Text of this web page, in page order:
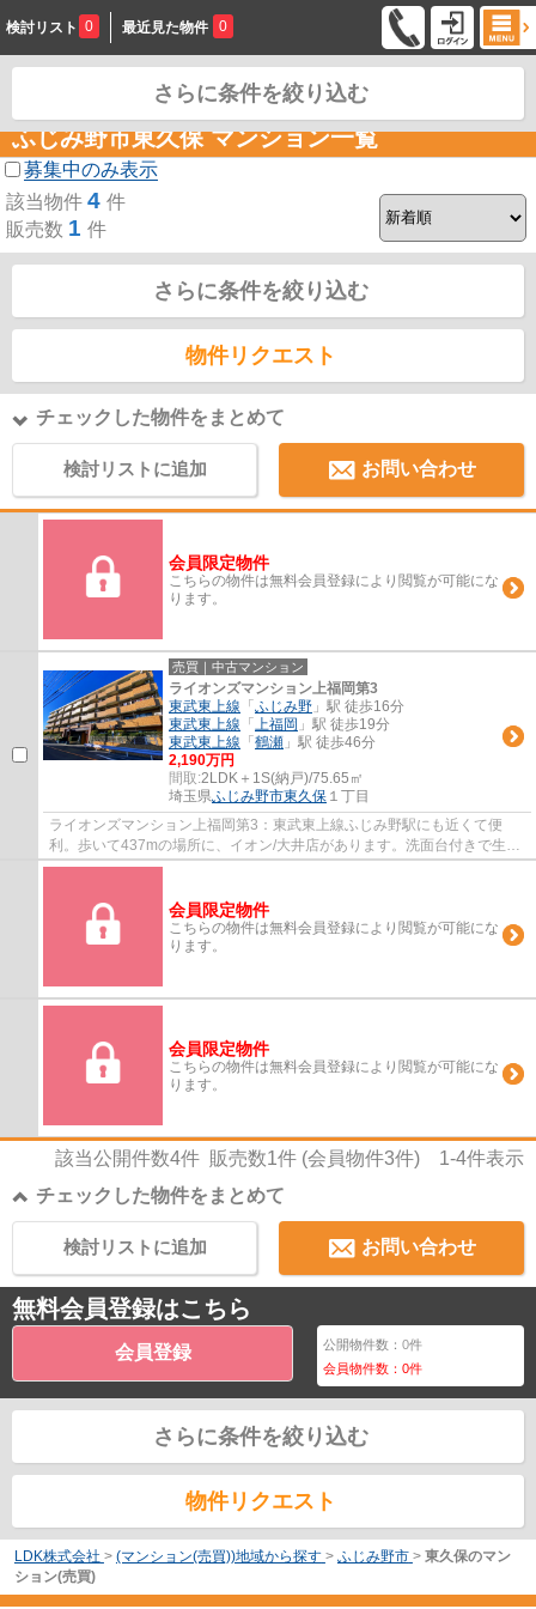
検討リスト 0 最近見た物件 0
ふじみ野市東久保 マンション一覧
募集中のみ表示
該当物件 4 件
販売数 1 件
さらに条件を絞り込む
物件リクエスト
チェックした物件をまとめて
検討リストに追加 お問い合わせ
会員限定物件
こちらの物件は無料会員登録により閲覧が可能にな
ります。
売買｜中古マンション
ライオンズマンション上福岡第3
東武東上線 「 ふじみ野 」駅 徒歩16分
東武東上線 「 上福岡 」駅 徒歩19分
東武東上線 「 鶴瀬 」駅 徒歩46分
2,190万円
間取:2LDK＋1S(納戸)/75.65㎡
埼玉県ふじみ野市東久保 １丁目
ライオンズマンション上福岡第3：東武東上線ふじみ野駅にも近くて便
利。歩いて437mの場所に、イオン/大井店があります。洗面台付きで生活
にも困りません。ふじみ野市エリアで生活を始...
会員限定物件
こちらの物件は無料会員登録により閲覧が可能にな
ります。
会員限定物件
こちらの物件は無料会員登録により閲覧が可能にな
ります。
該当公開件数4件 販売数1件 (会員物件3件) 1-4件表示
チェックした物件をまとめて
お問い合わせ
検討リストに追加
無料会員登録はこちら
会員登録 公開物件数：0件
会員物件数：0件
さらに条件を絞り込む
物件リクエスト
さらに条件を絞り込む
LDK株式会社 > (マンション(売買))地域から探す > ふじみ野市 > 東久保のマン
ション(売買)